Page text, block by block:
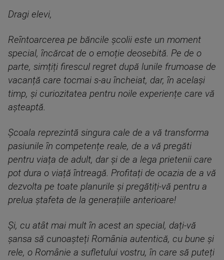
Dragi elevi,
Reîntoarcerea pe băncile școlii este un moment
special, încărcat de o emoție deosebită. Pe de o
parte, simțiți firescul regret după lunile frumoase de
vacanță care tocmai s-au încheiat, dar, în același
timp, și curiozitatea pentru noile experiențe care vă
așteaptă.
Școala reprezintă singura cale de a vă transforma
pasiunile în competențe reale, de a vă pregăti
pentru viața de adult, dar și de a lega prietenii care
pot dura o viață întreagă. Profitați de ocazia de a vă
dezvolta pe toate planurile și pregătiți-vă pentru a
prelua ștafeta de la generațiile anterioare!
Și, cu atât mai mult în acest an special, dați-vă
șansa să cunoașteți România autentică, cu bune și
rele, o Românie a sufletului vostru, în care să puteți